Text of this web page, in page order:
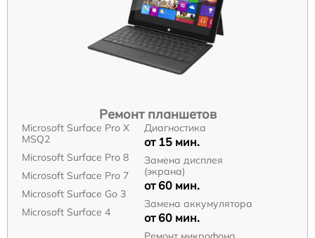
Ремонт планшетов
Microsoft Surface Pro X
MSQ2
Microsoft Surface Pro 8
Microsoft Surface Pro 7
Microsoft Surface Go 3
Microsoft Surface 4
Диагностика
от 15 мин.
Замена дисплея
(экрана)
от 60 мин.
Замена аккумулятора
от 60 мин.